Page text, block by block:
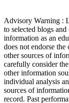
Advisory Warning :
to selected blogs
information as an
does not endorse
other sources of
carefully consider
other information
individual analysis
sources of
record. Past